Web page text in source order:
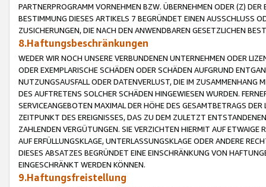
PARTNERPROGRAMM VORNEHMEN BZW. ÜBERNEHMEN ODER (Z)
BESTIMMUNG DIESES ARTIKELS 7 BEGRÜNDET EINEN AUSSCHLUSS
ZUSICHERUNGEN, DIE NACH DEN ANWENDBAREN GESETZLICHEN
8.Haftungsbeschränkungen
WEDER WIR NOCH UNSERE VERBUNDENEN UNTERNEHMEN ODER
ODER EXEMPLARISCHE SCHÄDEN ODER SCHÄDEN AUFGRUND
NUTZUNGSAUSFALL ODER DATENVERLUST, DIE IM ZUSAMMENHANG
DES AUFTRETENS SOLCHER SCHÄDEN HINGEWIESEN WURDEN.
SERVICEANGEBOTEN MAXIMAL DER HÖHE DES GESAMTBETRAGS
ZEITPUNKT DES EREIGNISSES, DAS ZU DEM ZULETZT
ZAHLENDEN VERGÜTUNGEN. SIE VERZICHTEN HIERMIT AUF
AUF ERFÜLLUNGSKLAGE, UNTERLASSUNGSKLAGE ODER ANDERE
DIESES ABSATZES BEGRÜNDET EINE EINSCHRÄNKUNG VON
EINGESCHRÄNKT WERDEN KÖNNEN.
9.Haftungsfreistellung